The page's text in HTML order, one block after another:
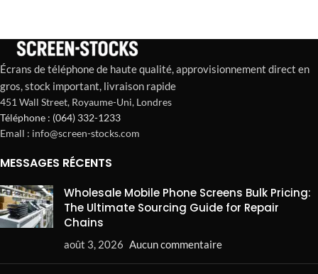
Écrans de téléphone de haute qualité, approvisionnement direct en
gros, stock important, livraison rapide
451 Wall Street, Royaume-Uni, Londres
Téléphone : (064) 332-1233
Emall : info@screen-stocks.com
MESSAGES RÉCENTS
Wholesale Mobile Phone Screens Bulk Pricing:
The Ultimate Sourcing Guide for Repair
Chains
août 3, 2026 Aucun commentaire